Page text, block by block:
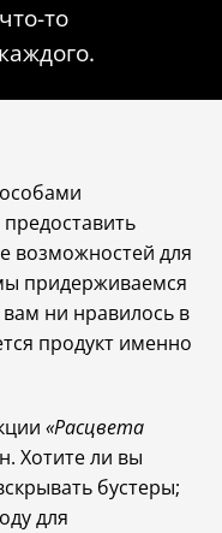
то
возможностей для
придерживаемся
ни нравилось в
продукт именно
«Расцвета
Хотите ли вы
бустеры;
для